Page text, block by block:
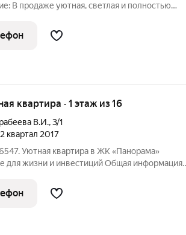
В продаже уютная, светлая и полностью
доме по ул. Сарабеева, 5к2. Локация мечта:
квартира · 1 этаж из 16
В.И.,3/1
квартал 2017
Уютная квартира в ЖК «Панорама»
для жизни и инвестиций Общая информация
полностью готова к заселению
и